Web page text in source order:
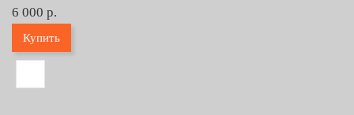
6 000 р.
Купить